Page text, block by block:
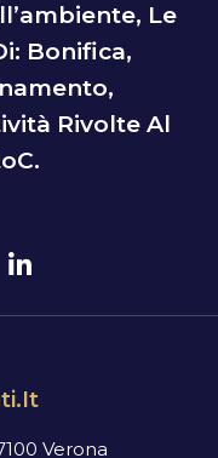
Le
Bonifica,
Rivolte Al
Verona